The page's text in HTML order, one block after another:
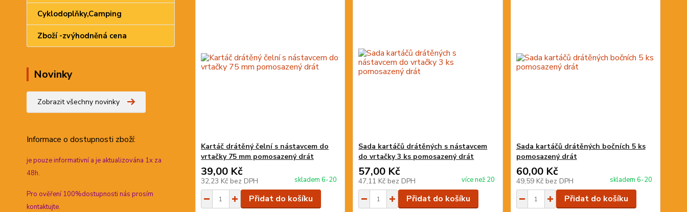
Cyklodoplňky,Camping
Zboží -zvýhodněná cena
Novinky
Zobrazit všechny novinky
Informace o dostupnosti zboží:
je pouze informativní a je aktualizována 1x za
48h.
Pro ověření 100%dostupnosti nás prosím
kontaktujte.
Kartáč drátěný čelní s nástavcem do
vrtačky 75 mm pomosazený drát
39,00 Kč
32,23 Kč bez DPH skladem 6-20
Přidat do košíku
Sada kartáčů drátěných s nástavcem
do vrtačky 3 ks pomosazený drát
57,00 Kč
47,11 Kč bez DPH více než 20
Přidat do košíku
Sada kartáčů drátěných bočních 5 ks
pomosazený drát
60,00 Kč
49,59 Kč bez DPH skladem 6-20
Přidat do košíku